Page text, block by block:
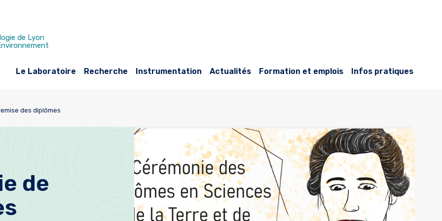
de Lyon
Le Laboratoire Recherche Instrumentation Actualités Formation et emplois Infos pratiques
des diplômes
de